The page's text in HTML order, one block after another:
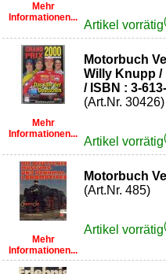
Mehr
Informationen...
Artikel vorrätig
Mehr
Informationen...
Motorbuch
Willy Knupp /
/ ISBN : 3-
(Art.Nr. 30426)
Artikel vorrätig
Mehr
Informationen...
Motorbuch
(Art.Nr. 485)
Artikel vorrätig